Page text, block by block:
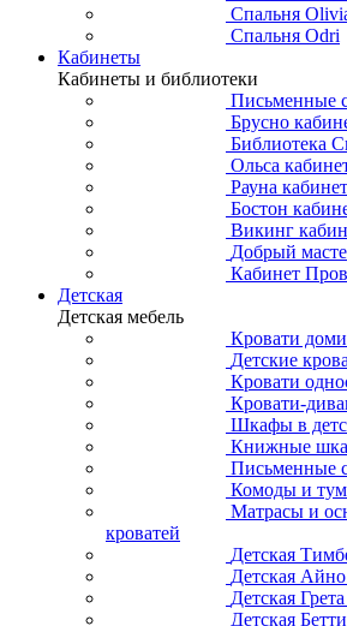
Спальня
Спальня Odri
Кабинеты
Кабинеты и библиотеки
Письменные
Брусно
Библиотека
Ольса
Рауна кабинет
Бостон
Викинг
Добрый
Кабинет
Детская
Детская мебель
Кровати
Детские
Кровати
Кровати-
Шкафы в
Книжные
Письменные
Комоды и
Матрасы и
кроватей
Детская
Детская
Детская
Детская Бетти